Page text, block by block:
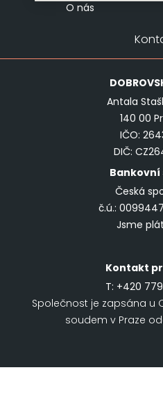
O nás
Antala
140 00
IČO:
DIČ:
Bankovní
Česká
č.ú.:
Jsme
Kontakt
T: +420
Společnost je zapsána u
soudem v Praze